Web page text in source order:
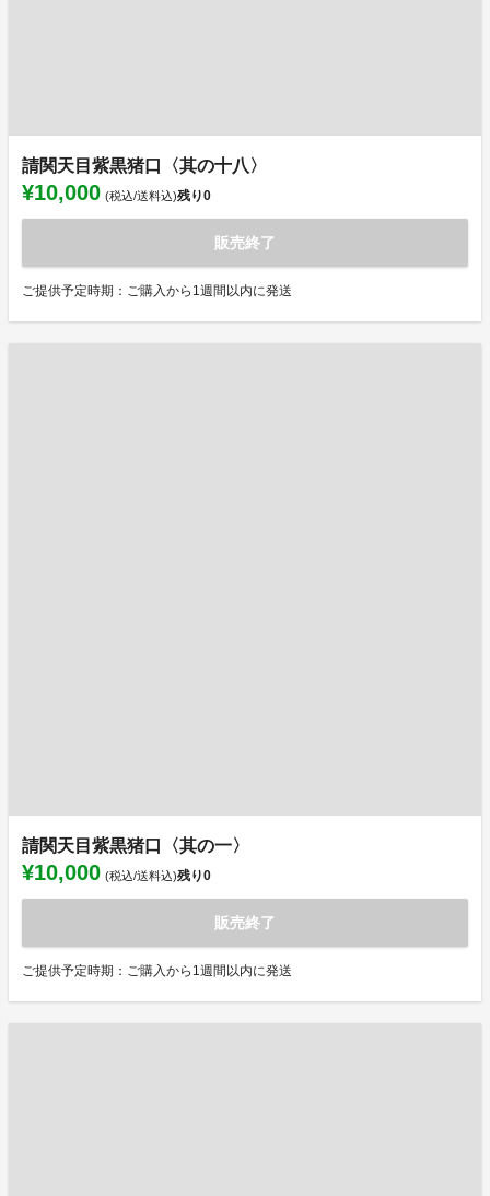
請関天目紫黒猪口〈其の十八〉
¥10,000 (税込/送料込)残り0
販売終了
ご提供予定時期：ご購入から1週間以内に発送
請関天目紫黒猪口〈其の一〉
¥10,000 (税込/送料込)残り0
販売終了
ご提供予定時期：ご購入から1週間以内に発送